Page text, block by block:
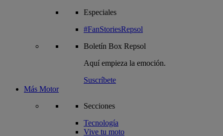
Especiales
#FanStoriesRepsol
Boletín Box Repsol
Aquí empieza la emoción.
Suscríbete
Más Motor
Secciones
Tecnología
Vive tu moto